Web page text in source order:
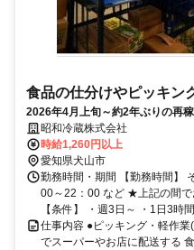
食品の仕分けやピッキン
2026年4月上旬～約2年ぶりの再
働ける♪Wワークにもオススメ♪
昭和冷蔵株式会社
時給1,260円以上
愛知県犬山市
勤務時間・期間 【勤務時間】
00～22：00 など ★上記の間で
【条件】 ・週3日～ ・1日3時
仕事内容 ●ピッキング・軽作
でスーパーやお店に配送する